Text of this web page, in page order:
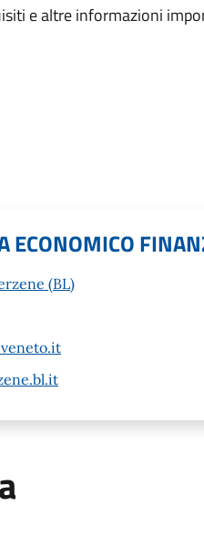
e altre informazioni
ECONOMICO
(BL)